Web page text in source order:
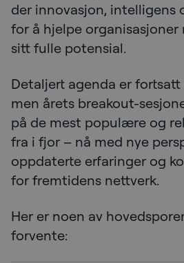
der innovasjon, intelligens
for å hjelpe organisasjoner
sitt fulle potensial.
Detaljert agenda er
men årets breakout-
på de mest populære og
fra i fjor – nå med nye
oppdaterte erfaringer og
for fremtidens nettverk.
Her er noen av
forvente: